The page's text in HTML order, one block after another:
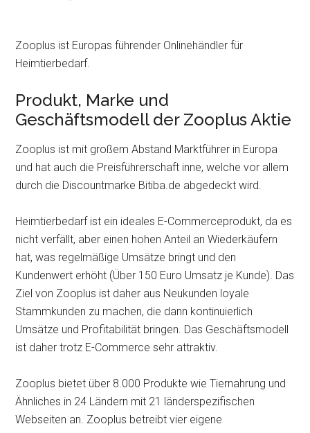
Zooplus ist Europas führender Onlinehändler für
Heimtierbedarf.
Produkt, Marke und
Geschäftsmodell der Zooplus Aktie
Zooplus ist mit großem Abstand Marktführer in Europa
und hat auch die Preisführerschaft inne, welche vor allem
durch die Discountmarke Bitiba.de abgedeckt wird.
Heimtierbedarf ist ein ideales E-Commerceprodukt, da es
nicht verfällt, aber einen hohen Anteil an Wiederkäufern
hat, was regelmäßige Umsätze bringt und den
Kundenwert erhöht (Über 150 Euro Umsatz je Kunde). Das
Ziel von Zooplus ist daher aus Neukunden loyale
Stammkunden zu machen, die dann kontinuierlich
Umsätze und Profitabilität bringen. Das Geschäftsmodell
ist daher trotz E-Commerce sehr attraktiv.
Zooplus bietet über 8.000 Produkte wie Tiernahrung und
Ähnliches in 24 Ländern mit 21 länderspezifischen
Webseiten an. Zooplus betreibt vier eigene